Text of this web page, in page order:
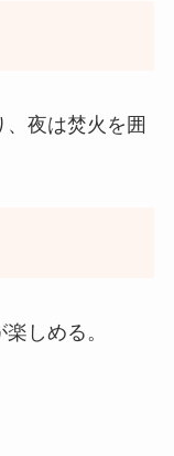
夜は焚火を囲
しめる。